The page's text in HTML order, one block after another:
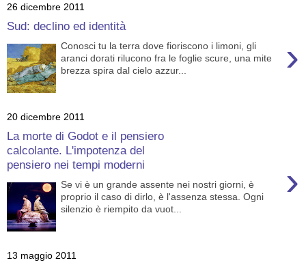
26 dicembre 2011
Sud: declino ed identità
›
Conosci tu la terra dove fioriscono i limoni, gli
aranci dorati rilucono fra le foglie scure, una mite
brezza spira dal cielo azzur...
20 dicembre 2011
La morte di Godot e il pensiero
calcolante. L'impotenza del
pensiero nei tempi moderni
›
Se vi è un grande assente nei nostri giorni, è
proprio il caso di dirlo, è l'assenza stessa. Ogni
silenzio è riempito da vuot...
13 maggio 2011